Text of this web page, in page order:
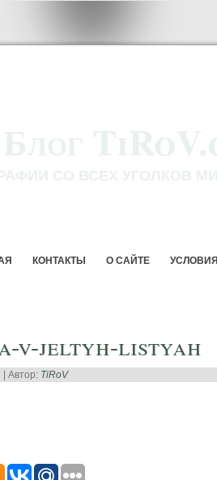
КОНТАКТЫ О САЙТЕ УСЛОВИЯ
v-jeltyh-listyah
| Автор: TiRoV